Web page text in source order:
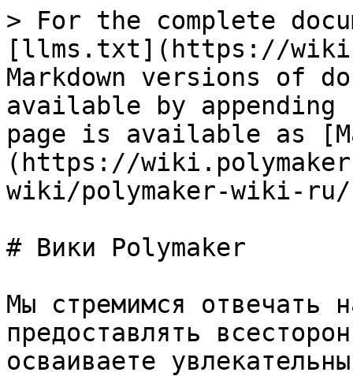
> For the complete
[llms.txt](https://
Markdown versions of
available by
page is available as
(https://
wiki/polymaker-wiki-ru/
# Вики Polymaker
Мы стремимся отвечать
предоставлять
осваиваете